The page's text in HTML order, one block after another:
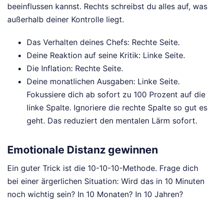
beeinflussen kannst. Rechts schreibst du alles auf, was
außerhalb deiner Kontrolle liegt.
Das Verhalten deines Chefs: Rechte Seite.
Deine Reaktion auf seine Kritik: Linke Seite.
Die Inflation: Rechte Seite.
Deine monatlichen Ausgaben: Linke Seite.
Fokussiere dich ab sofort zu 100 Prozent auf die
linke Spalte. Ignoriere die rechte Spalte so gut es
geht. Das reduziert den mentalen Lärm sofort.
Emotionale Distanz gewinnen
Ein guter Trick ist die 10-10-10-Methode. Frage dich
bei einer ärgerlichen Situation: Wird das in 10 Minuten
noch wichtig sein? In 10 Monaten? In 10 Jahren?